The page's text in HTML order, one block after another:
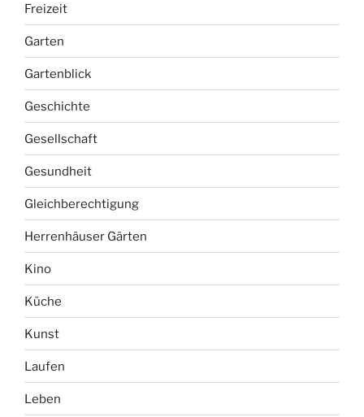
Freizeit
Garten
Gartenblick
Geschichte
Gesellschaft
Gesundheit
Gleichberechtigung
Herrenhäuser Gärten
Kino
Küche
Kunst
Laufen
Leben